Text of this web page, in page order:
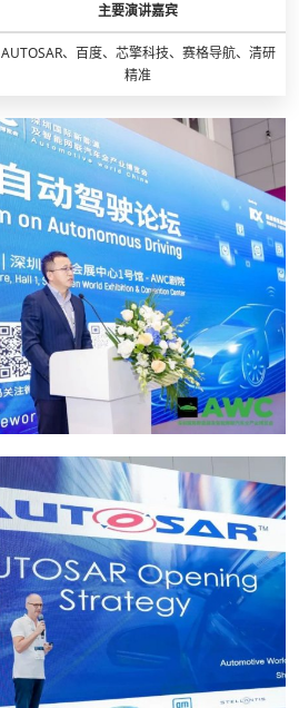
主要演讲嘉宾
AUTOSAR、百度、芯擎科技、赛格导航、清研
精准